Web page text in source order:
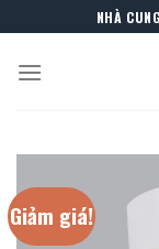
to
content
NHÀ
Giảm giá!